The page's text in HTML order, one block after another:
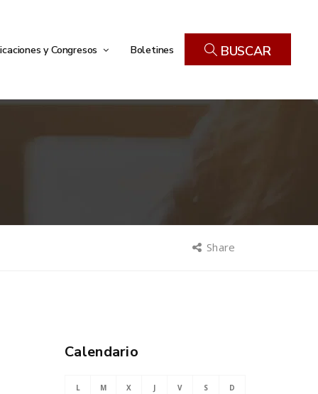
y Congresos Boletines BUSCAR
Share
Calendario
L M X J V S D